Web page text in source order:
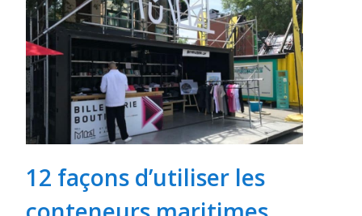
12 façons d’utiliser les